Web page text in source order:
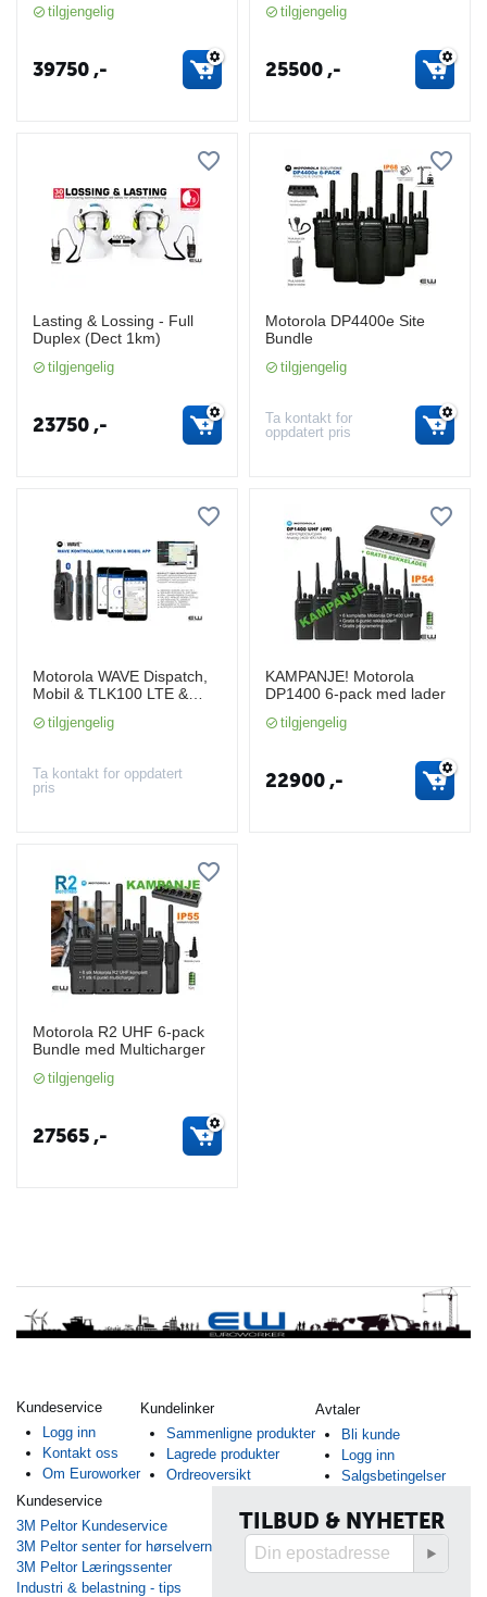
tilgjengelig
39750,-
tilgjengelig
25500,-
Lasting & Lossing - Full
Duplex (Dect 1km)
tilgjengelig
23750,-
Motorola DP4400e Site
Bundle
tilgjengelig
Ta kontakt for
oppdatert pris
Motorola WAVE Dispatch,
Mobil & TLK100 LTE &
tilgjengelig
Ta kontakt for oppdatert
pris
KAMPANJE! Motorola
DP1400 6-pack med lader
tilgjengelig
22900,-
Motorola R2 UHF 6-pack
Bundle med Multicharger
tilgjengelig
27565,-
Kundeservice
Logg inn
Kontakt oss
Om Euroworker
Kundelinker
Sammenligne produkter
Lagrede produkter
Ordreoversikt
Avtaler
Bli kunde
Logg inn
Salgsbetingelser
Kundeservice
3M Peltor Kundeservice
3M Peltor senter for hørselvern
3M Peltor Læringssenter
Industri & belastning - tips
TILBUD & NYHETER